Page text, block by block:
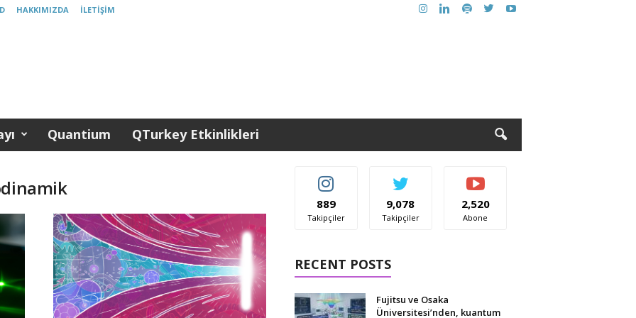
HAKKIMIZDA İLETIŞIM
Quantium QTurkey Etkinlikleri
889
Takipçiler
9,078
Takipçiler
2,520
Abone
RECENT POSTS
Fujitsu ve Osaka
Üniversitesi’nden, kuantum